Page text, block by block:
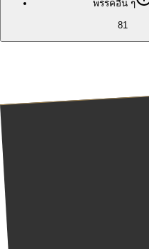
พรรคอื่น ๆ
81